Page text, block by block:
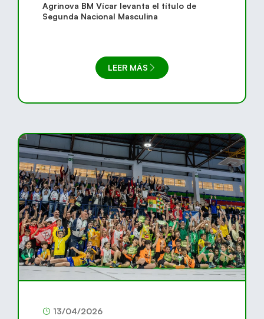
Agrinova BM Vícar levanta el título de
Segunda Nacional Masculina
LEER MÁS
13/04/2026